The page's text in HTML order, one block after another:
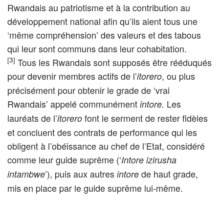
Rwandais au patriotisme et à la contribution au
développement national afin qu’ils aient tous une
‘même compréhension’ des valeurs et des tabous
qui leur sont communs dans leur cohabitation.
[3] Tous les Rwandais sont supposés être rééduqués
pour devenir membres actifs de l’itorero, ou plus
précisément pour obtenir le grade de ‘vrai
Rwandais’ appelé communément intore. Les
lauréats de l’itorero font le serment de rester fidèles
et concluent des contrats de performance qui les
obligent à l’obéissance au chef de l’Etat, considéré
comme leur guide suprême (‘Intore izirusha
intambwe’), puis aux autres intore de haut grade,
mis en place par le guide suprême lui-même.